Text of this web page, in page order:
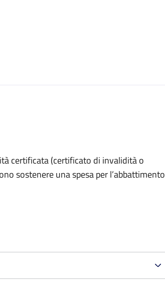
certificata (certificato di invalidità o
sostenere una spesa per l’abbattimento